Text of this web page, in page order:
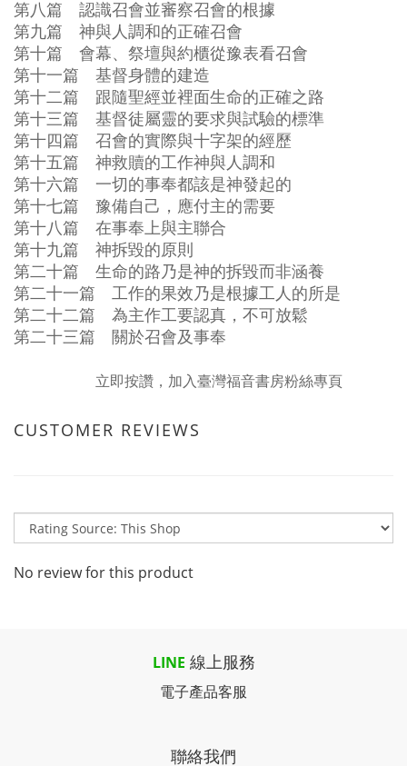
第八篇 認識召會並審察召會的根據
第九篇 神與人調和的正確召會
第十篇 會幕、祭壇與約櫃從豫表看召會
第十一篇 基督身體的建造
第十二篇 跟隨聖經並裡面生命的正確之路
第十三篇 基督徒屬靈的要求與試驗的標準
第十四篇 召會的實際與十字架的經歷
第十五篇 神救贖的工作神與人調和
第十六篇 一切的事奉都該是神發起的
第十七篇 豫備自己，應付主的需要
第十八篇 在事奉上與主聯合
第十九篇 神拆毀的原則
第二十篇 生命的路乃是神的拆毀而非涵養
第二十一篇 工作的果效乃是根據工人的所是
第二十二篇 為主作工要認真，不可放鬆
第二十三篇 關於召會及事奉
立即按讚，加入臺灣福音書房粉絲專頁
CUSTOMER REVIEWS
No review for this product
LINE 線上服務
電子產品客服
聯絡我們